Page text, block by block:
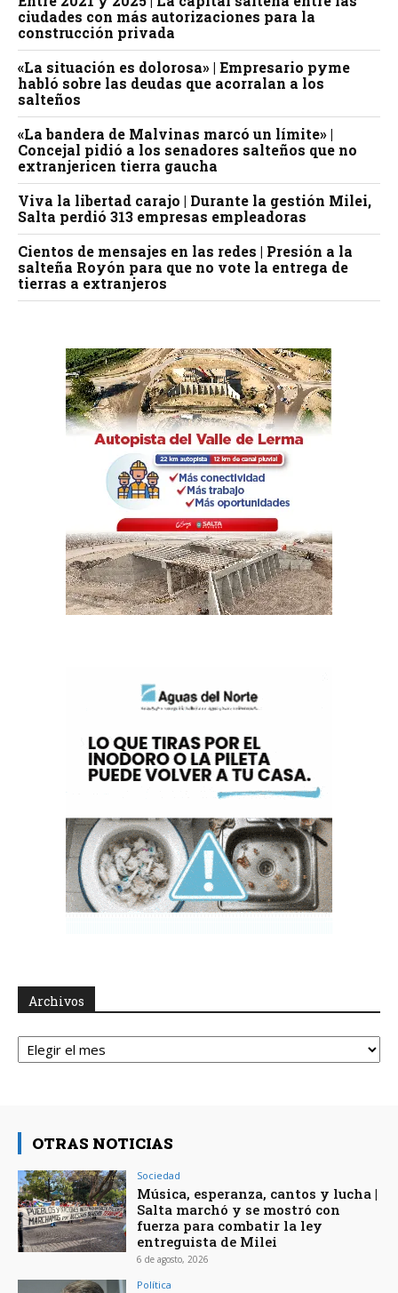
ciudades con más autorizaciones para la
construcción privada
«La situación es dolorosa» | Empresario pyme
habló sobre las deudas que acorralan a los
salteños
«La bandera de Malvinas marcó un límite» |
Concejal pidió a los senadores salteños que no
extranjericen tierra gaucha
Viva la libertad carajo | Durante la gestión Milei,
Salta perdió 313 empresas empleadoras
Cientos de mensajes en las redes | Presión a la
salteña Royón para que no vote la entrega de
tierras a extranjeros
Archivos
Archivos
OTRAS NOTICIAS
Sociedad
Música, esperanza, cantos y lucha |
Salta marchó y se mostró con
fuerza para combatir la ley
entreguista de Milei
6 de agosto, 2026
Política